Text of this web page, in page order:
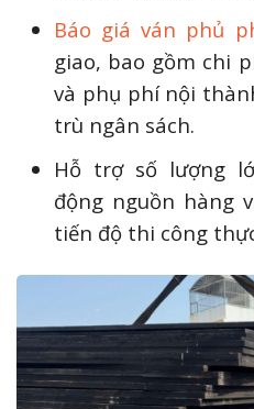
Báo giá ván phủ
giao, bao gồm chi
và phụ phí nội
trù ngân sách.
Hỗ trợ số lượng
động nguồn hàng
tiến độ thi công